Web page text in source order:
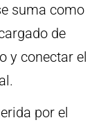
suma como
de
y conectar el
por el